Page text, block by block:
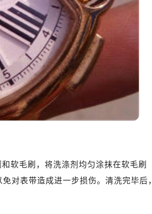
软毛刷，将洗涤剂均匀涂抹在软毛刷
对表带造成进一步损伤。清洗完毕后